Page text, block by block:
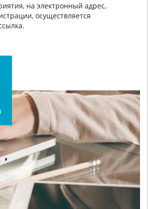
на электронный адрес,
осуществляется